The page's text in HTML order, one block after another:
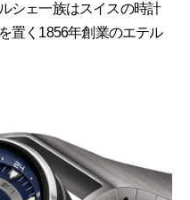
シェ一族はスイスの時計
置く1856年創業のエテル